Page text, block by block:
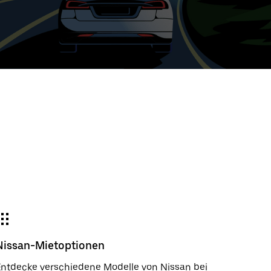
Mietoptionen
verschiedene Modelle von Nissan bei